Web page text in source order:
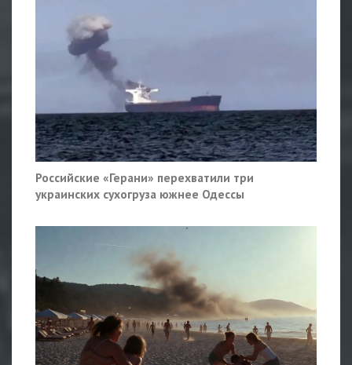
Российские «Герани» перехватили три
украинских сухогруза южнее Одессы